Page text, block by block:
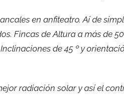
en anfiteatro. Aí de
Fincas de Altura a más de
de 45 º y
radiación solar y así el